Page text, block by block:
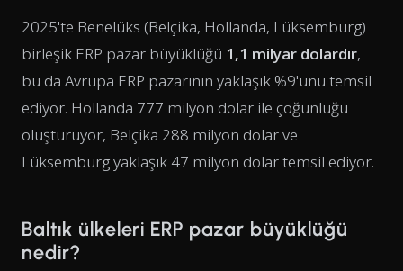
2025'te Benelüks (Belçika, Hollanda, Lüksemburg)
birleşik ERP pazar büyüklüğü 1,1 milyar dolardır,
bu da Avrupa ERP pazarının yaklaşık %9'unu temsil
ediyor. Hollanda 777 milyon dolar ile çoğunluğu
oluşturuyor, Belçika 288 milyon dolar ve
Lüksemburg yaklaşık 47 milyon dolar temsil ediyor.
Baltık ülkeleri ERP pazar büyüklüğü
nedir?